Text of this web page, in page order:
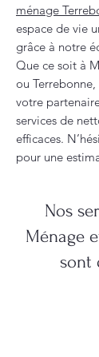
ménage
espace de vie
grâce à notre
Que ce soit à
ou
votre
services de
efficaces.
pour une
Nos
Ménage
sont